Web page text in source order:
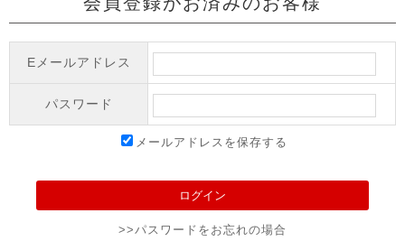
Eメールアドレス
パスワード
メールアドレスを保存する
>>パスワードをお忘れの場合